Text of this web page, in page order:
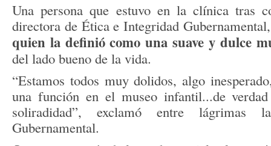
Una persona que estuvo en la clínica tras
directora de Ética e Integridad
quien la definió como una suave y dulce
del lado bueno de la vida.
“Estamos todos muy dolidos, algo
una función en el museo infantil...de
soliradidad”, exclamó entre lágrimas
Gubernamental.